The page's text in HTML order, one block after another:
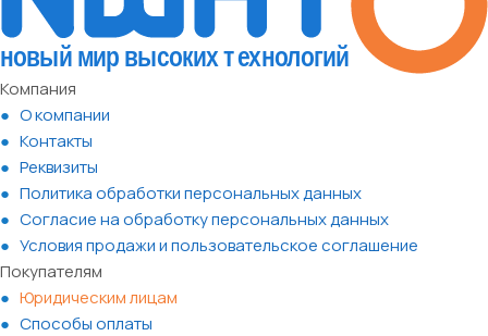
Компания
О компании
Контакты
Реквизиты
Политика обработки персональных данных
Согласие на обработку персональных данных
Условия продажи и пользовательское соглашение
Покупателям
Юридическим лицам
Способы оплаты